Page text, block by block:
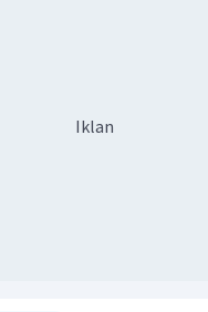
Iklan